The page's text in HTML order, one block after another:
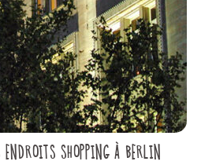
SHOPPING À BERLIN